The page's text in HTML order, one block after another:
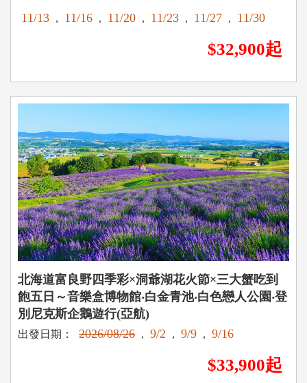
11/13 , 11/16 , 11/20 , 11/23 , 11/27 , 11/30
$32,900起
北海道富良野四季彩×洞爺湖花火節×三大蟹吃到
飽五日～音樂盒博物館‧白金青池‧白色戀人公園‧登
別尼克斯企鵝遊行(亞航)
出發日期： 2026/08/26 , 9/2 , 9/9 , 9/16
$33,900起